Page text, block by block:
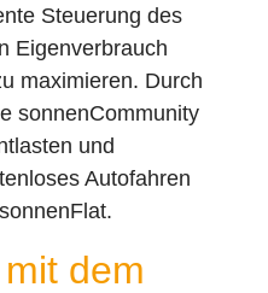
Steuerung des
Eigenverbrauch
maximieren. Durch
sonnenCommunity
und
Autofahren
dem